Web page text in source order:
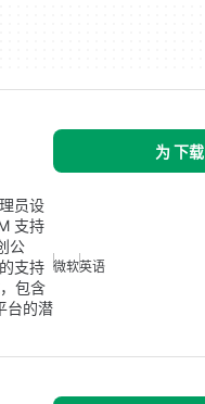
为 下载
员设
支持
公
支持
包含
台的潜
微软英语